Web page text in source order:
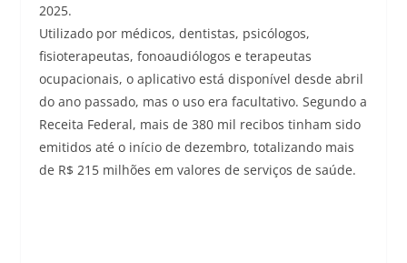
2025.
Utilizado por médicos, dentistas, psicólogos,
fisioterapeutas, fonoaudiólogos e terapeutas
ocupacionais, o aplicativo está disponível desde abril
do ano passado, mas o uso era facultativo. Segundo a
Receita Federal, mais de 380 mil recibos tinham sido
emitidos até o início de dezembro, totalizando mais
de R$ 215 milhões em valores de serviços de saúde.